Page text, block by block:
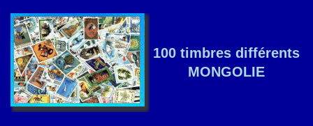
100 timbres différents
MONGOLIE